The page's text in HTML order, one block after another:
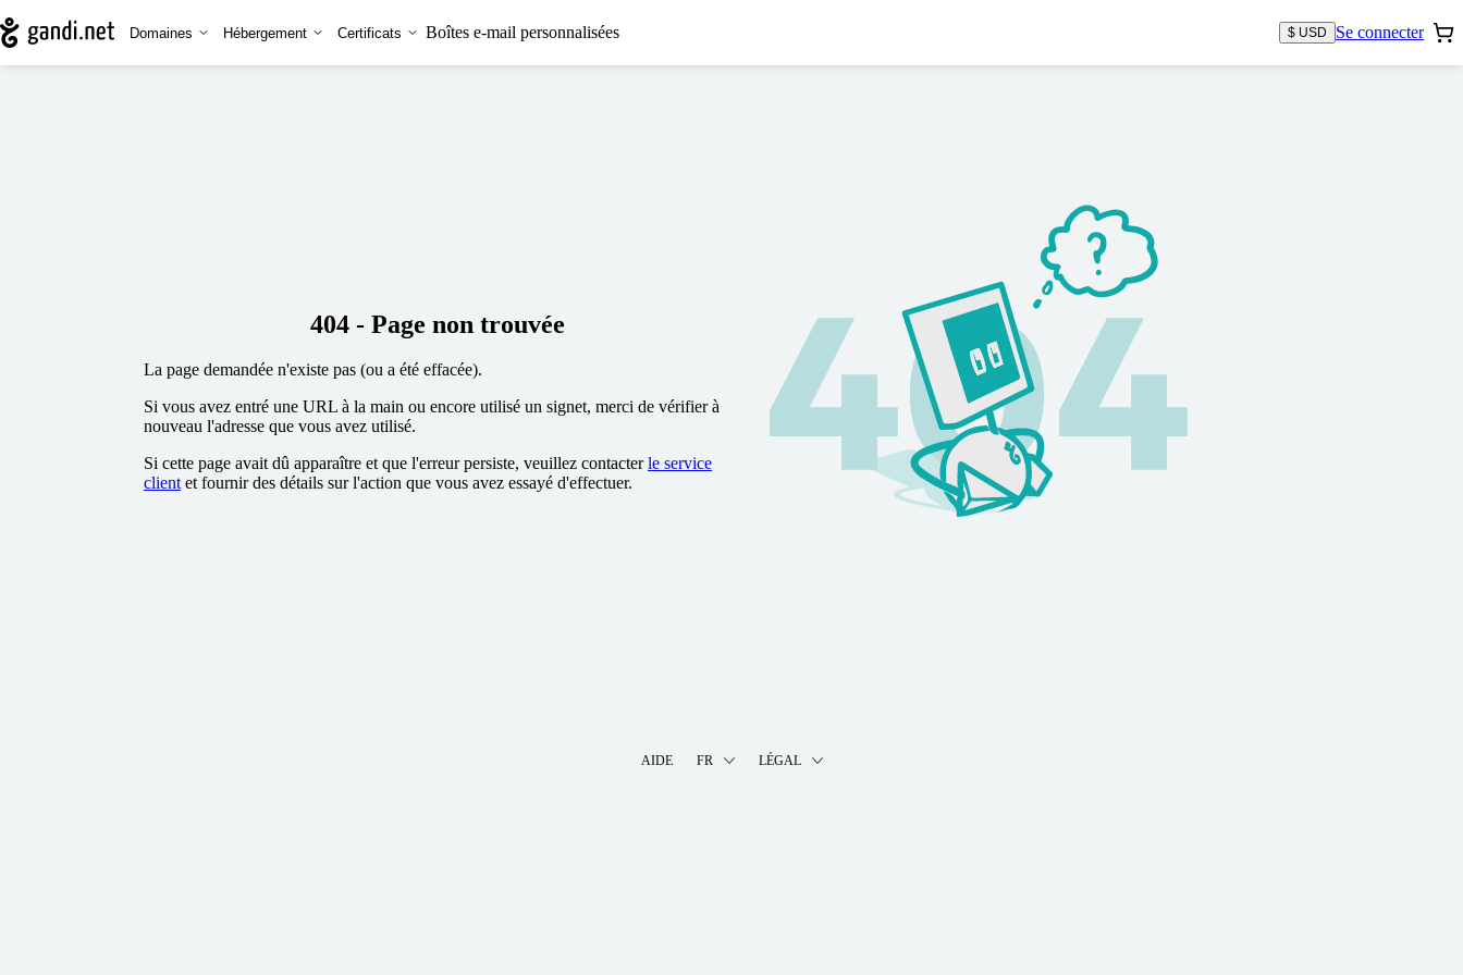
Domaines Hébergement Certificats Boîtes e-mail personnalisées $ USD Se connecter
404 - Page non trouvée
La page demandée n'existe pas (ou a été effacée).
Si vous avez entré une URL à la main ou encore utilisé un signet, merci de vérifier à
nouveau l'adresse que vous avez utilisé.
Si cette page avait dû apparaître et que l'erreur persiste, veuillez contacterle service
clientet fournir des détails sur l'action que vous avez essayé d'effectuer.
AIDE FR LÉGAL